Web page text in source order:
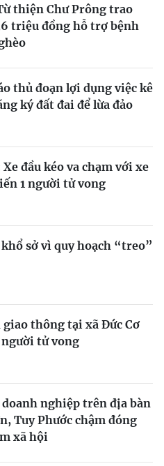
thiện Chư Prông trao
triệu đồng hỗ trợ bệnh
thủ đoạn lợi dụng việc kê
ký đất đai để lừa đảo
Xe đầu kéo va chạm với xe
1 người tử vong
sở vì quy hoạch “treo”
giao thông tại xã Đức Cơ
tử vong
nghiệp trên địa bàn
Tuy Phước chậm đóng
xã hội